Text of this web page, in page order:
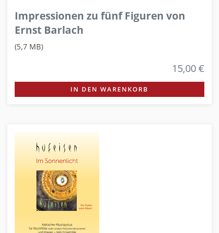
Impressionen zu fünf Figuren von
Ernst Barlach
(5,7 MB)
15,00 €
IN DEN WARENKORB